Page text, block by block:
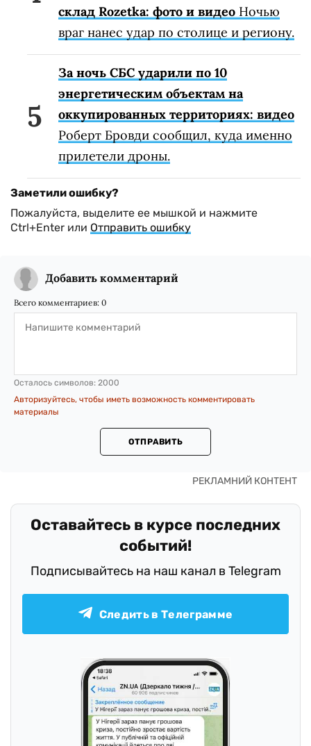
склад Rozetka: фото и видео Ночью
враг нанес удар по столице и региону.
За ночь СБС ударили по 10
энергетическим объектам на
оккупированных территориях: видео
Роберт Бровди сообщил, куда именно
прилетели дроны.
Заметили ошибку?
Пожалуйста, выделите ее мышкой и нажмите
Ctrl+Enter или Отправить ошибку
Добавить комментарий
Всего комментариев: 0
Осталось символов: 2000
Авторизуйтесь, чтобы иметь возможность комментировать
материалы
ОТПРАВИТЬ
Оставайтесь в курсе последних
событий!
Подписывайтесь на наш канал в Telegram
Следить в Телеграмме